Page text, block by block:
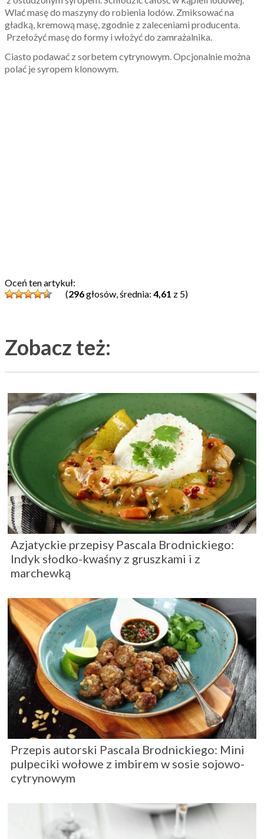
Wlać masę do maszyny do robienia lodów. Zmiksować na
gładką, kremową masę, zgodnie z zaleceniami producenta.
Przełożyć masę do formy i włożyć do zamrażalnika.
Ciasto podawać z sorbetem cytrynowym. Opcjonalnie można
polać je syropem klonowym.
Oceń ten artykuł:
(296głosów, średnia: 4,61 z 5)
Zobacz też:
Azjatyckie przepisy Pascala Brodnickiego:
Indyk słodko-kwaśny z gruszkami i z
marchewką
Przepis autorski Pascala Brodnickiego: Mini
pulpeciki wołowe z imbirem w sosie sojowo-
cytrynowym